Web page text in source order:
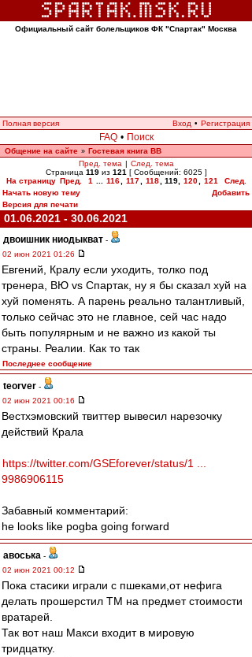
Официальный сайт болельщиков ФК "Спартак" Москва
Полная версия Вход • Регистрация
FAQ • Поиск
Общение на сайте » Гостевая книга ВВ
Пред. тема | След. тема
Страница 119из 121 [ Сообщений: 6025 ]
На страницу Пред. 1 116 117 118 119, 120 121
След.
Начать новую тему
Добавить
Версия для печати
01.06.2021 - 30.06.2021
двоишник ниодыкват -
02 июн 2021 01:26
Евгений, Кралу если уходить, толко под
тренера, ВЮ vs Спартак, ну я бы сказал хуй на
хуй поменять. А парень реально талантливый,
только сейчас это не главное, сей час надо
быть популярным и не важно из какой ты
страны. Реалии. Как то так
Последнее сообщение
teorver -
02 июн 2021 00:16
Вестхэмовский твиттер вывесил нарезочку
действий Крала
https://twitter.com/GSEforever/status/1 ...
9986906115
Забавный комментарий:
he looks like pogba going forward
авоська -
02 июн 2021 00:12
Пока стасики играли с пшеками,от нефига
делать прошерстил ТМ на предмет стоимости
вратарей.
Так вот наш Макси входит в мировую
тридцатку.